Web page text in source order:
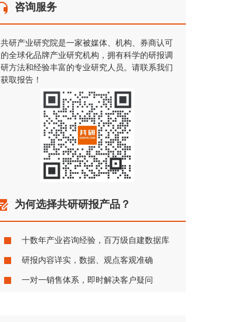
咨询服务
共研产业研究院是一家被媒体、机构、券商认可
的全球化品牌产业研究机构，拥有科学的研报调
研方法和经验丰富的专业研究人员。请联系我们
获取报告！
为何选择共研研报产品？
十数年产业咨询经验，百万级自建数据库
研报内容详实，数据、观点客观准确
一对一销售体系，即时解决客户疑问